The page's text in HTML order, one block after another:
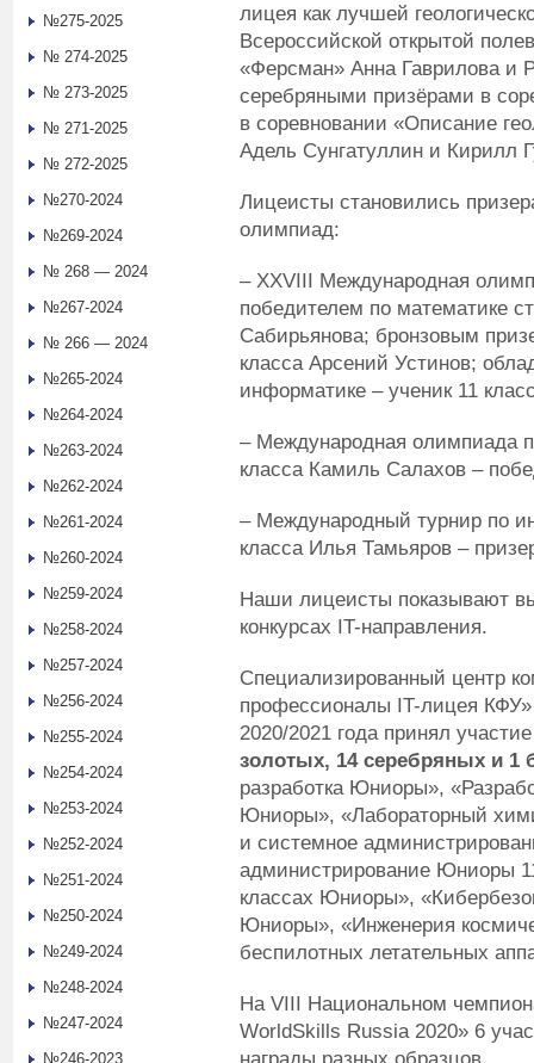
лицея как лучшей
Всероссийской открытой
«Ферсман» Анна Гаврилова и
серебряными призёрами в
в соревновании «Описание
Адель Сунгатуллин и Кирилл
Лицеисты становились
олимпиад:
– XXVIII Международная
победителем по математике
Сабирьянова; бронзовым
класса Арсений Устинов;
информатике – ученик 11
– Международная олимпиада
класса Камиль Салахов –
– Международный турнир по
класса Илья Тамьяров –
Наши лицеисты показывают
конкурсах IT-направления.
Специализированный центр
профессионалы IT-лицея
2020/2021 года принял
золотых, 14 серебряных и 1
разработка Юниоры»,
Юниоры», «Лабораторный
и системное
администрирование Юниоры
классах Юниоры»,
Юниоры», «Инженерия
беспилотных летательных
На VIII Национальном
WorldSkills Russia 2020» 6
награды разных образцов.
№275-2025
№ 274-2025
№ 273-2025
№ 271-2025
№ 272-2025
№270-2024
№269-2024
№ 268 — 2024
№267-2024
№ 266 — 2024
№265-2024
№264-2024
№263-2024
№262-2024
№261-2024
№260-2024
№259-2024
№258-2024
№257-2024
№256-2024
№255-2024
№254-2024
№253-2024
№252-2024
№251-2024
№250-2024
№249-2024
№248-2024
№247-2024
№246-2023